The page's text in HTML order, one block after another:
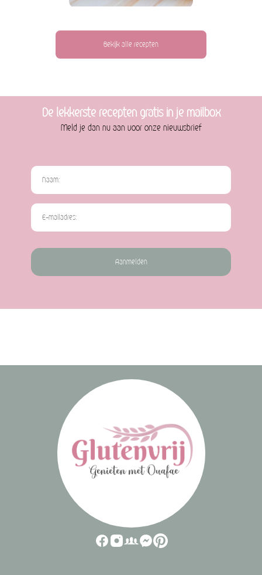
De lekkerste recepten gratis in je mailbox
Meld je dan nu aan voor onze nieuwsbrief
Aanmelden
Bekijk alle recepten